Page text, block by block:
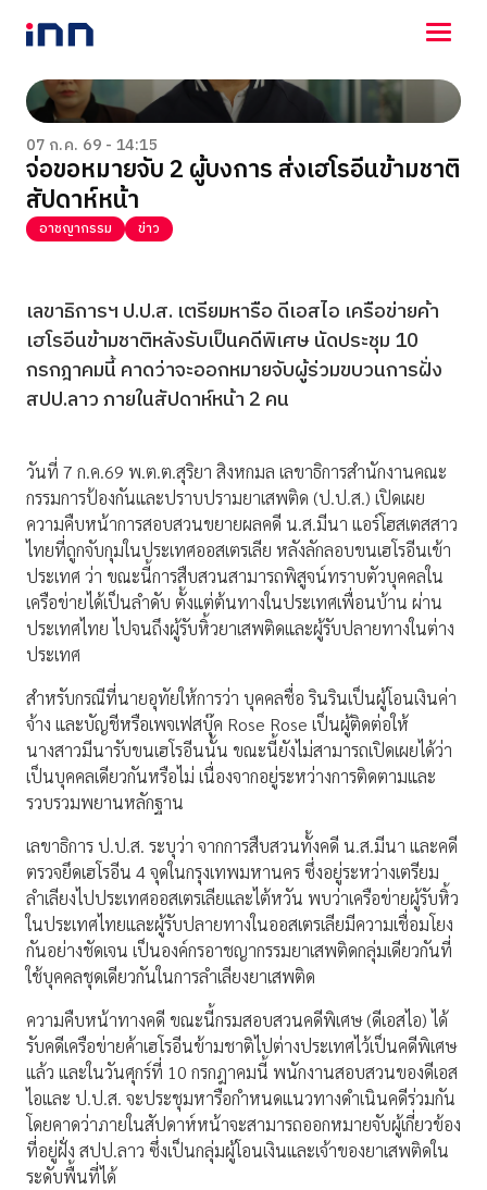
NEWS
ENTERTAINMENT
LIFESTYLE
HOROSCOPE
LOTTERY
VIDEO
07 ก.ค. 69 - 14:15
จ่อขอหมายจับ 2 ผู้บงการ ส่งเฮโรอีนข้ามชาติ
สัปดาห์หน้า
อาชญากรรม ข่าว
เลขาธิการฯ ป.ป.ส. เตรียมหารือ ดีเอสไอ เครือข่ายค้า
เฮโรอีนข้ามชาติหลังรับเป็นคดีพิเศษ นัดประชุม 10
กรกฎาคมนี้ คาดว่าจะออกหมายจับผู้ร่วมขบวนการฝั่ง
สปป.ลาว ภายในสัปดาห์หน้า 2 คน
วันที่ 7 ก.ค.69 พ.ต.ต.สุริยา สิงหกมล เลขาธิการสำนักงานคณะ
กรรมการป้องกันและปราบปรามยาเสพติด (ป.ป.ส.) เปิดเผย
ความคืบหน้าการสอบสวนขยายผลคดี น.ส.มีนา แอร์โฮสเตสสาว
ไทยที่ถูกจับกุมในประเทศออสเตรเลีย หลังลักลอบขนเฮโรอีนเข้า
ประเทศ ว่า ขณะนี้การสืบสวนสามารถพิสูจน์ทราบตัวบุคคลใน
เครือข่ายได้เป็นลำดับ ตั้งแต่ต้นทางในประเทศเพื่อนบ้าน ผ่าน
ประเทศไทย ไปจนถึงผู้รับหิ้วยาเสพติดและผู้รับปลายทางในต่าง
ประเทศ
สำหรับกรณีที่นายอุทัยให้การว่า บุคคลชื่อ รินรินเป็นผู้โอนเงินค่า
จ้าง และบัญชีหรือเพจเฟสบุ๊ค Rose Rose เป็นผู้ติดต่อให้
นางสาวมีนารับขนเฮโรอีนนั้น ขณะนี้ยังไม่สามารถเปิดเผยได้ว่า
เป็นบุคคลเดียวกันหรือไม่ เนื่องจากอยู่ระหว่างการติดตามและ
รวบรวมพยานหลักฐาน
เลขาธิการ ป.ป.ส. ระบุว่า จากการสืบสวนทั้งคดี น.ส.มีนา และคดี
ตรวจยึดเฮโรอีน 4 จุดในกรุงเทพมหานคร ซึ่งอยู่ระหว่างเตรียม
ลำเลียงไปประเทศออสเตรเลียและไต้หวัน พบว่าเครือข่ายผู้รับหิ้ว
ในประเทศไทยและผู้รับปลายทางในออสเตรเลียมีความเชื่อมโยง
กันอย่างชัดเจน เป็นองค์กรอาชญากรรมยาเสพติดกลุ่มเดียวกันที่
ใช้บุคคลชุดเดียวกันในการลำเลียงยาเสพติด
ความคืบหน้าทางคดี ขณะนี้กรมสอบสวนคดีพิเศษ (ดีเอสไอ) ได้
รับคดีเครือข่ายค้าเฮโรอีนข้ามชาติไปต่างประเทศไว้เป็นคดีพิเศษ
แล้ว และในวันศุกร์ที่ 10 กรกฎาคมนี้ พนักงานสอบสวนของดีเอส
ไอและ ป.ป.ส. จะประชุมหารือกำหนดแนวทางดำเนินคดีร่วมกัน
โดยคาดว่าภายในสัปดาห์หน้าจะสามารถออกหมายจับผู้เกี่ยวข้อง
ที่อยู่ฝั่ง สปป.ลาว ซึ่งเป็นกลุ่มผู้โอนเงินและเจ้าของยาเสพติดใน
ระดับพื้นที่ได้